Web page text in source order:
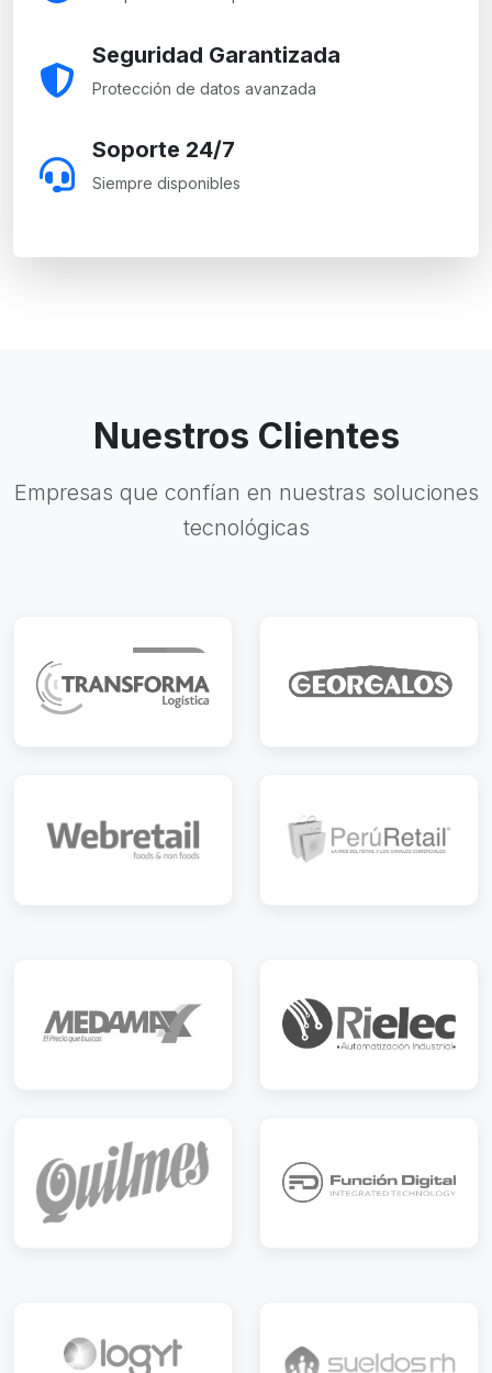
Seguridad Garantizada
Protección de datos avanzada
Soporte 24/7
Siempre disponibles
Nuestros Clientes
Empresas que confían en nuestras soluciones
tecnológicas